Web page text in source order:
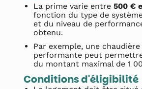
La prime varie entre 500 €
fonction du type de
et du niveau de
obtenu.
Par exemple, une
performante peut
du montant maximal de 1
Conditions d'éligibilité